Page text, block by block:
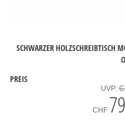
SCHWARZER HOLZSCHREIBTISCH
PREIS
UVP:
CHF